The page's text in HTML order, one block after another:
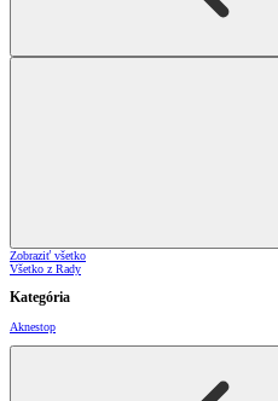
Zobraziť všetko
Všetko z Rady
Kategória
Aknestop